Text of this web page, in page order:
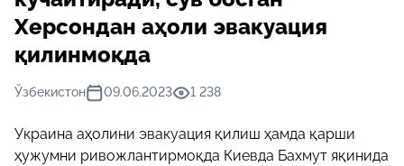
Херсондан аҳоли эвакуация
қилинмоқда
Ўзбекистон 09.06.2023 1 238
Украина аҳолини эвакуация қилиш ҳамда қарши
ҳужумни ривожлантирмоқда Киевда Бахмут яқинида